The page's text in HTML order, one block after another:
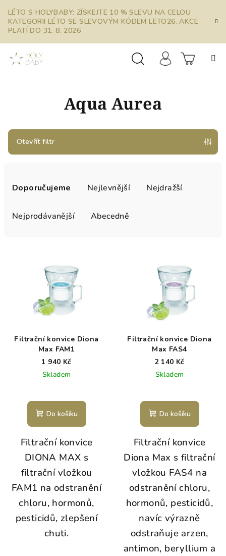
obsah
LÉTO S HOLYBABY: ZÍSKEJTE 10 % SLEVU NA CELOU
KATEGORII LÉTO SE SLEVOVÝM KÓDEM LETO26. AKCE
PLATÍ DO 31. 8. 2026
Aqua Aurea
Otevřít filtr
Doporučujeme Nejlevnější Nejdražší
Nejprodávanější Abecedně
Filtrační konvice Diona
Max FAM1
1 940 Kč
Skladem
Do košíku
Filtrační konvice
DIONA MAX s
filtrační vložkou
FAM1 na odstranění
chloru, hormonů,
pesticidů, zlepšení
chuti.
Filtrační konvice Diona
Max FAS4
2 140 Kč
Skladem
Do košíku
Filtrační konvice
Diona Max s filtrační
vložkou FAS4 na
odstranění chloru,
hormonů, pesticidů,
navíc výrazně
odstraňuje arzen,
antimon, beryllium a